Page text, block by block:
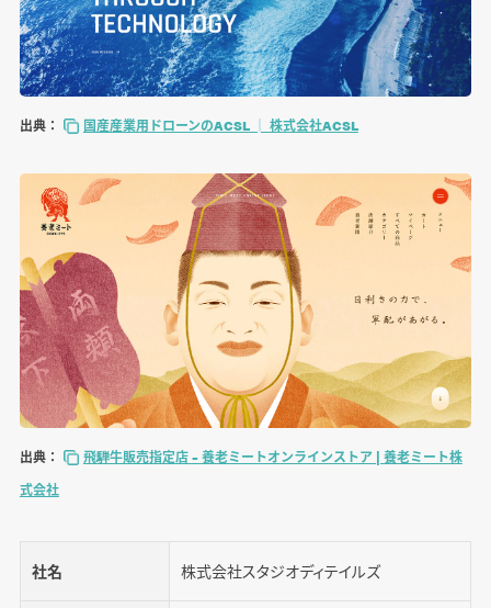
出典： 国産産業用ドローンのACSL │ 株式会社ACSL
出典：
飛騨牛販売指定店 – 養老ミートオンラインストア | 養老ミート株
式会社
社名 株式会社スタジオディテイルズ